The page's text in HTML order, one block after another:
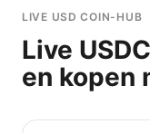
LIVE USD COIN-HUB
Live
en kopen